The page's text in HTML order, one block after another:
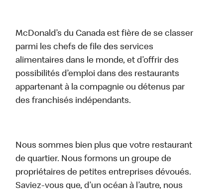
McDonald’s du Canada est fière de se classer
parmi les chefs de file des services
alimentaires dans le monde, et d’offrir des
possibilités d’emploi dans des restaurants
appartenant à la compagnie ou détenus par
des franchisés indépendants.
Nous sommes bien plus que votre restaurant
de quartier. Nous formons un groupe de
propriétaires de petites entreprises dévoués.
Saviez-vous que, d’un océan à l’autre, nous